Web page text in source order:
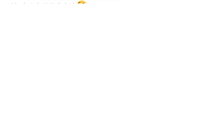
希望大佬支持扶我上墙